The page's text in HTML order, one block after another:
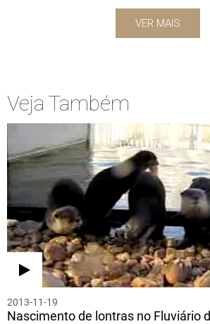
VER MAIS
Veja Também
2013-11-19
Nascimento de lontras no Fluviário